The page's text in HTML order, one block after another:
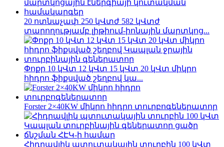
20 ոտնաչափ 250 կՎտժ 582 կՎտժ
տարողությամբ լիթիում-իոնային մարտկոց...
Փոքր 10 կՎտ 12 կՎտ 15 կՎտ 20 կՎտ միկրո
հիդրո ֆիքսված շեղբով կա...
Forster 2×40KW միկրո հիդրո տուրբոգեներատոր
Հիդրավլիկ պտուտակային տուրբին 100 կՎտ